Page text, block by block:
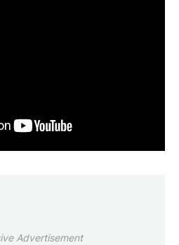
Advertisement